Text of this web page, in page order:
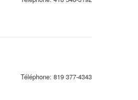
Téléphone: 819 377-4343